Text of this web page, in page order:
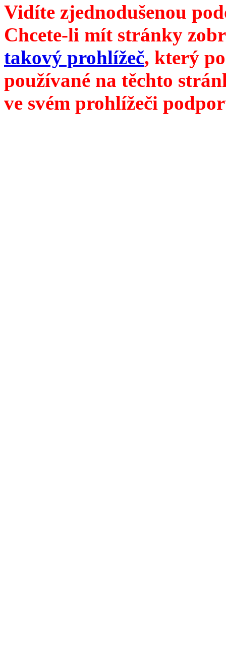
Vidíte zjednodušenou
Chcete-li mít stránky
takový prohlížeč, který
používané na těchto
ve svém prohlížeči